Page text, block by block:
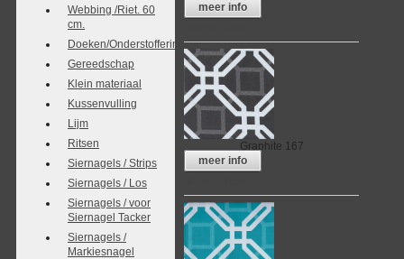
Webbing /Riet. 60
cm.
Doeken/Onderstoffering
Gereedschap
Klein materiaal
Kussenvulling
Lijm
Ritsen
Siernagels / Strips
Siernagels / Los
Siernagels / voor
Siernagel Tacker
Siernagels /
Markiesnagel
meer info
Graphite 167
meer info